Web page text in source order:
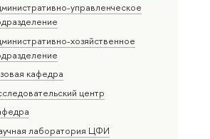
управленческое
хозяйственное
кафедра
центр
лаборатория ЦФИ